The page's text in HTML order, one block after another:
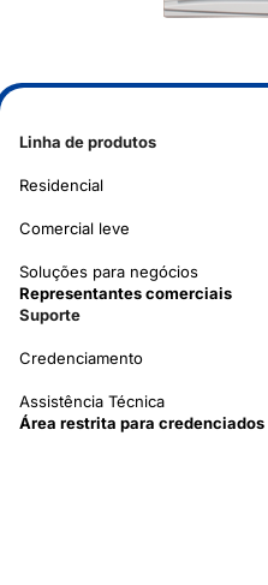
Linha de produtos
Residencial
Comercial leve
Soluções para negócios
Representantes comerciais
Suporte
Credenciamento
Assistência Técnica
Área restrita para credenciados